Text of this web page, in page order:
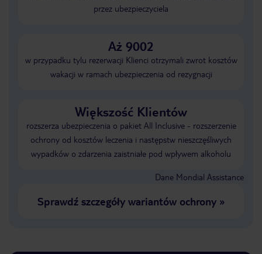
przez ubezpieczyciela
Aż 9002
w przypadku tylu rezerwacji Klienci otrzymali zwrot kosztów
wakacji w ramach ubezpieczenia od rezygnacji
Większość Klientów
rozszerza ubezpieczenia o pakiet All Inclusive - rozszerzenie
ochrony od kosztów leczenia i następstw nieszczęśliwych
wypadków o zdarzenia zaistniałe pod wpływem alkoholu
Dane Mondial Assistance
Sprawdź szczegóły wariantów ochrony»